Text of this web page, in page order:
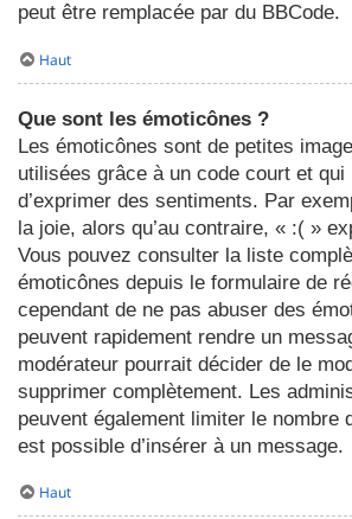
peut être remplacée par du BBCode.
Haut
Que sont les émoticônes ?
Les émoticônes sont de petites
utilisées grâce à un code court et qui
d’exprimer des sentiments. Par
la joie, alors qu’au contraire, « :( »
Vous pouvez consulter la liste
émoticônes depuis le formulaire de
cependant de ne pas abuser des
peuvent rapidement rendre un
modérateur pourrait décider de le
supprimer complètement. Les
peuvent également limiter le nombre
est possible d’insérer à un message.
Haut